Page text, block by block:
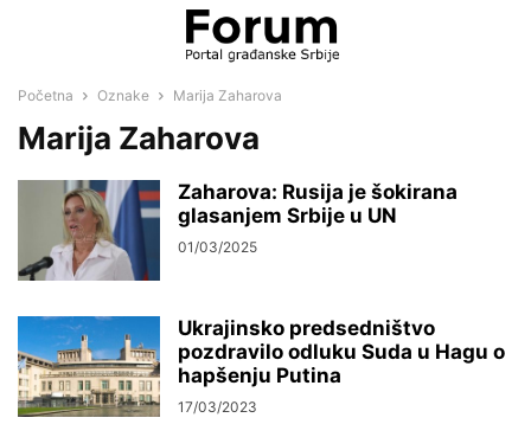
Početna Oznake Marija Zaharova
Marija Zaharova
Zaharova: Rusija je šokirana
glasanjem Srbije u UN
01/03/2025
Ukrajinsko predsedništvo
pozdravilo odluku Suda u Hagu o
hapšenju Putina
17/03/2023